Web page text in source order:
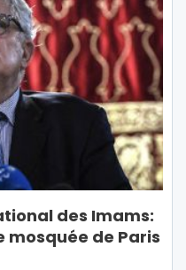
des Imams:
de Paris